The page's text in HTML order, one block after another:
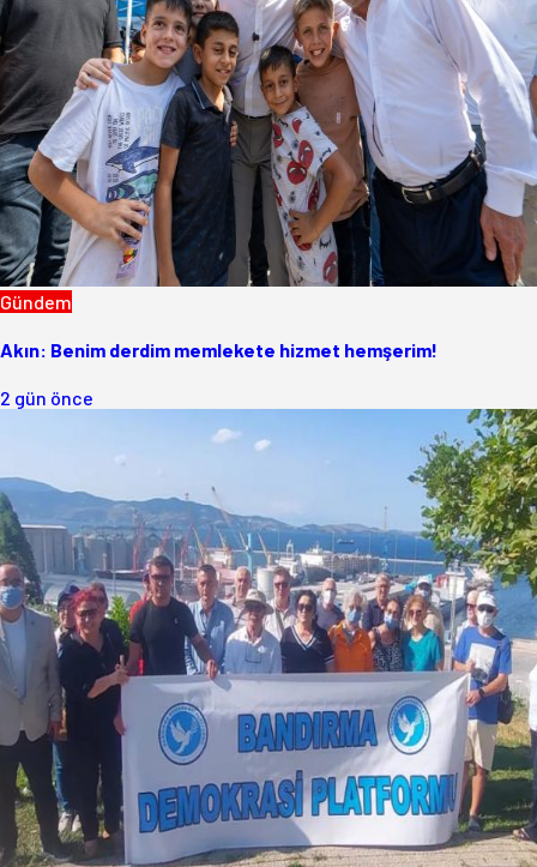
Gündem
Akın: Benim derdim memlekete hizmet hemşerim!
2 gün önce